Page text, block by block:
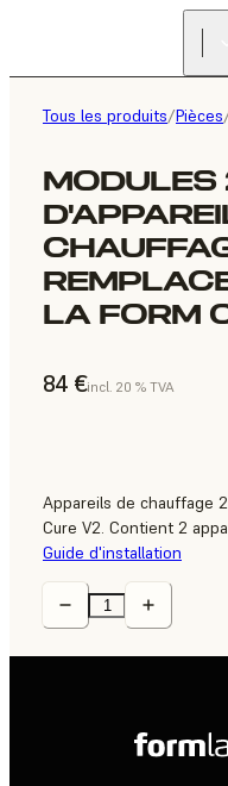
Tous les produits/Pièces
LA FORM
84 €incl. 20 % TVA
Appareils de chauffage
Cure V2. Contient 2
Guide d'installation